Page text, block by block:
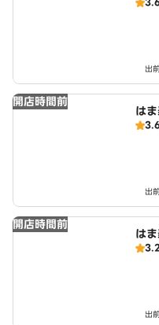
出
開店時間前
は
出
開店時間前
は
出